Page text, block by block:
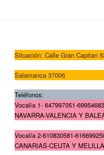
Situación: Calle Gran Capitan
Salamanca 37006
Teléfonos:
Vocalía 1- 647997051-
NAVARRA-VALENCIA Y
Vocalía 2-610830581-
CANARIAS-CEUTA Y MELILLA